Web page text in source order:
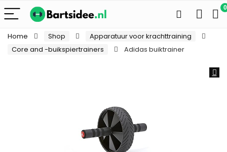
0
Home Shop
Apparatuur voor krachttraining
Core and -buikspiertrainers
Adidas buiktrainer